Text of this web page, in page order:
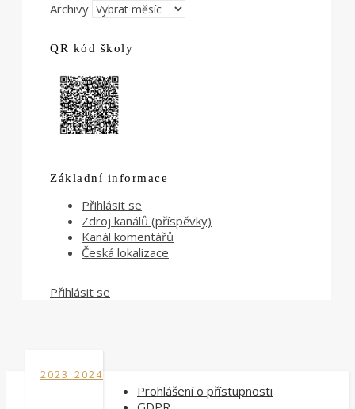
Archivy
QR kód školy
Základní informace
Přihlásit se
Zdroj kanálů (příspěvky)
Kanál komentářů
Česká lokalizace
Přihlásit se
2023_2024
Prohlášení o přístupnosti